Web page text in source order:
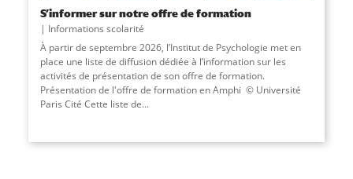
S’informer sur notre offre de formation
Informations scolarité
À partir de septembre 2026, l’Institut de Psychologie met en
place une liste de diffusion dédiée à l’information sur les
activités de présentation de son offre de formation.
Présentation de l'offre de formation en Amphi © Université
Paris Cité Cette liste de...